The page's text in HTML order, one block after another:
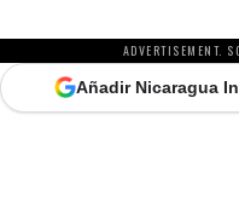
ADVERTISEMENT.
Añadir Nicaragua